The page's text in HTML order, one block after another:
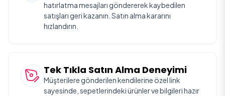
hatırlatma mesajları göndererek kaybedilen
satışları geri kazanın. Satın alma kararını
hızlandırın.
Tek Tıkla Satın Alma Deneyimi
Müşterilere gönderilen kendilerine özel link
sayesinde, sepetlerindeki ürünler ve bilgileri hazır